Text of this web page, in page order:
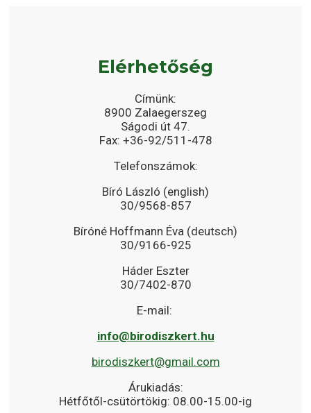
Elérhetőség
Címünk:
8900 Zalaegerszeg
Ságodi út 47.
Fax: +36-92/511-478
Telefonszámok:
Bíró László (english)
30/9568-857
Bíróné Hoffmann Éva (deutsch)
30/9166-925
Háder Eszter
30/7402-870
E-mail:
info@birodiszkert.hu
birodiszkert@gmail.com
Árukiadás:
Hétfőtől-csütörtökig: 08.00-15.00-ig